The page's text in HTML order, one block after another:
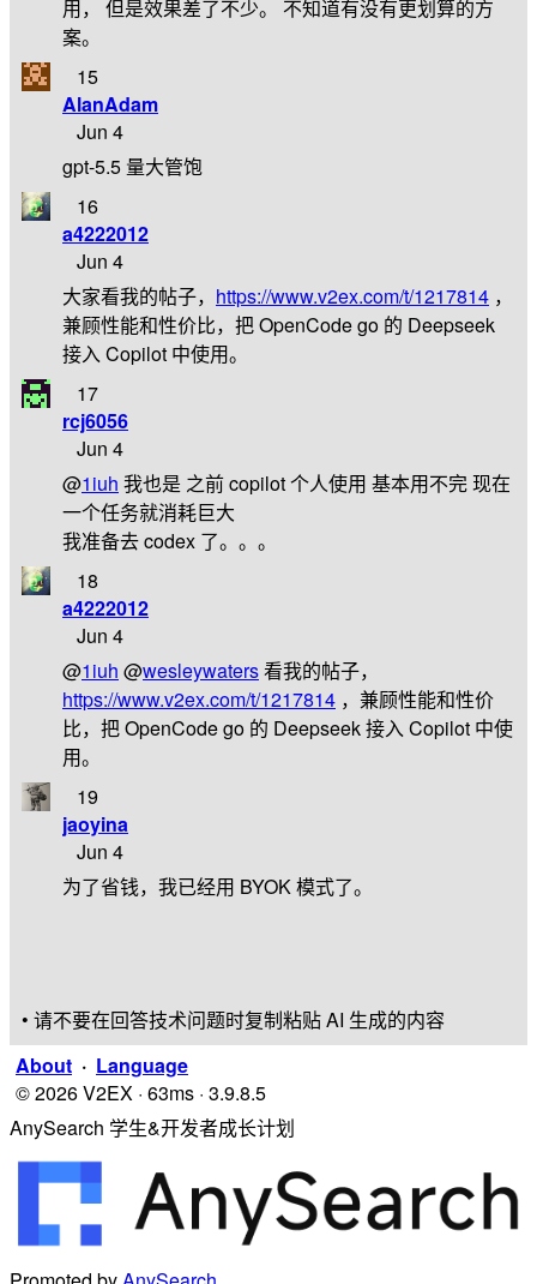
用， 但是效果差了不少。 不知道有没有更划算的方
案。
15
AlanAdam
Jun 4
gpt-5.5 量大管饱
16
a4222012
Jun 4
大家看我的帖子， https://www.v2ex.com/t/1217814 ，
兼顾性能和性价比，把 OpenCode go 的 Deepseek
接入 Copilot 中使用。
17
rcj6056
Jun 4
@1iuh 我也是 之前 copilot 个人使用 基本用不完 现在
一个任务就消耗巨大
我准备去 codex 了。。。
18
a4222012
Jun 4
@1iuh @wesleywaters看我的帖子，
https://www.v2ex.com/t/1217814 ，兼顾性能和性价
比，把 OpenCode go 的 Deepseek 接入 Copilot 中使
用。
19
jaoyina
Jun 4
为了省钱，我已经用 BYOK 模式了。
• 请不要在回答技术问题时复制粘贴 AI 生成的内容
About · Language
© 2026 V2EX · 63ms · 3.9.8.5
AnySearch 学生&开发者成长计划